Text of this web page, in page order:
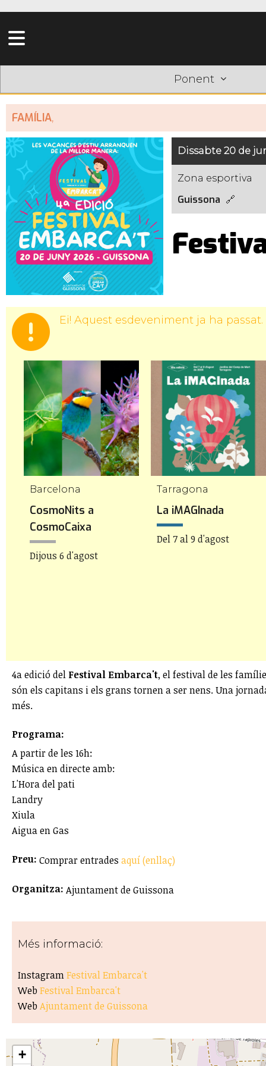
Ponent
FAMÍLIA,
Dissabte 20 de
Zona esportiva
Guissona
Ei! Aquest esdeveniment ja ha
Barcelona
CosmoNits a
CosmoCaixa
Dijous 6 d'agost
Tarragona
La iMAGInada
Del 7 al 9 d'agost
4a edició del Festival Embarca't, el festival de les
són els capitans i els grans tornen a ser nens. Una
més.
Programa:
A partir de les 16h:
Música en directe amb:
L'Hora del pati
Landry
Xiula
Aigua en Gas
Preu: Comprar entrades aquí (enllaç)
Organitza: Ajuntament de Guissona
Més informació:
InstagramFestival Embarca't
WebFestival Embarca't
WebAjuntament de Guissona
+